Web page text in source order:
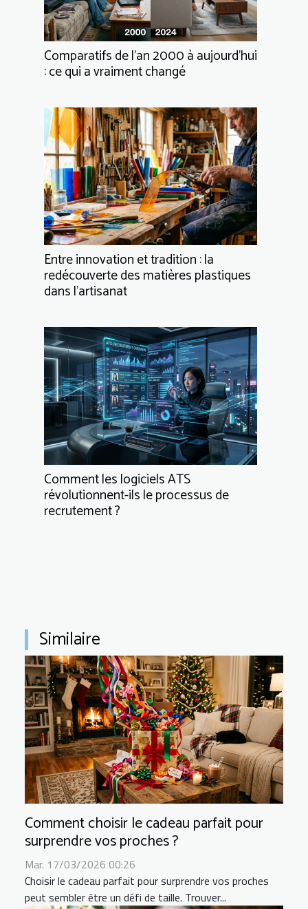
Comparatifs de l’an 2000 à aujourd’hui
: ce qui a vraiment changé
Entre innovation et tradition : la
redécouverte des matières plastiques
dans l’artisanat
Comment les logiciels ATS
révolutionnent-ils le processus de
recrutement ?
Similaire
Comment choisir le cadeau parfait pour
surprendre vos proches ?
Mar. 17/03/2026 00:26
Choisir le cadeau parfait pour surprendre vos proches
peut sembler être un défi de taille. Trouver...